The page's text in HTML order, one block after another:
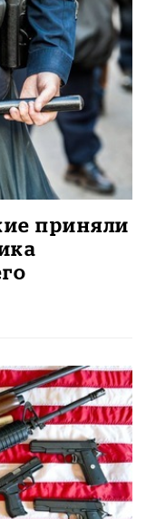
приняли